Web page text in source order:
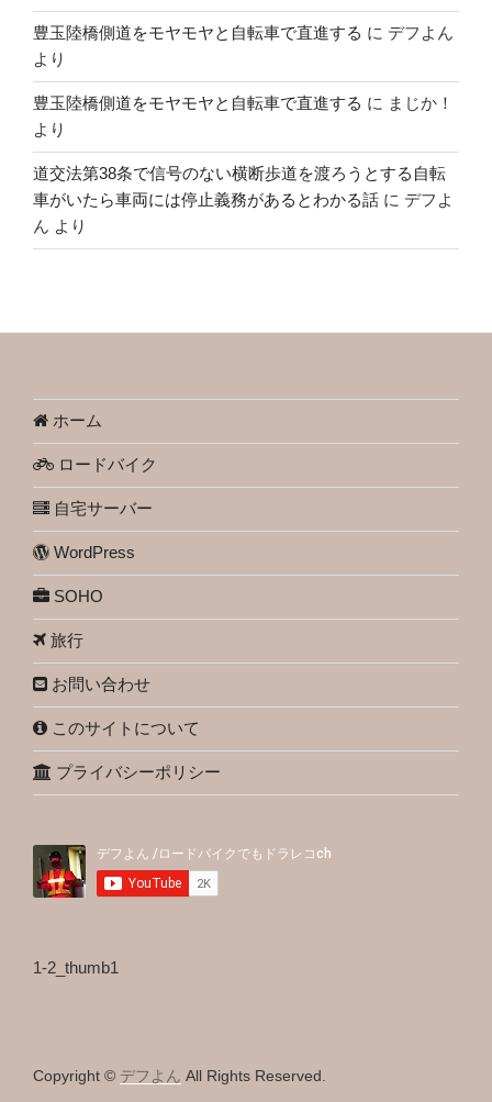
豊玉陸橋側道をモヤモヤと自転車で直進する に デフよん
より
豊玉陸橋側道をモヤモヤと自転車で直進する に まじか！
より
道交法第38条で信号のない横断歩道を渡ろうとする自転
車がいたら車両には停止義務があるとわかる話 に デフよ
ん より
ホーム
ロードバイク
自宅サーバー
WordPress
SOHO
旅行
お問い合わせ
このサイトについて
プライバシーポリシー
1-2_thumb1
Copyright © デフよん All Rights Reserved.